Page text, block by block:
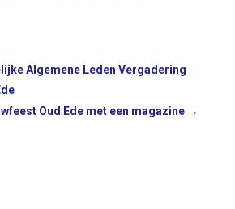
Algemene Leden Vergadering
Oud Ede met een magazine →